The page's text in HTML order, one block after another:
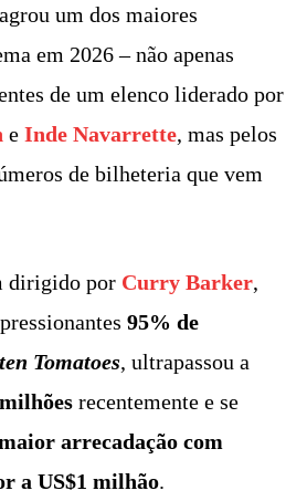
um dos maiores
em 2026 – não apenas
de um elenco liderado por
e Inde Navarrette, mas pelos
de bilheteria que vem
dirigido por Curry Barker,
95% de
Tomatoes, ultrapassou a
recentemente e se
arrecadação com
a US$1 milhão.